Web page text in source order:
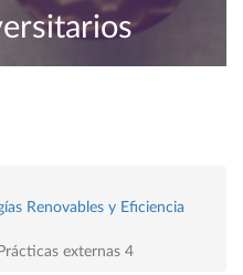
Renovables y Eficiencia
Prácticas externas 4